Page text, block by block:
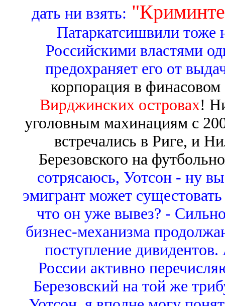
дать ни взять:
Патаркатсишвили тоже
Российскими властями
предохраняет его от
корпорация в
Вирджинских островах!
уголовным махинациям с
встречались в Риге, и
Березовского на
сотрясаюсь, Уотсон - ну
эмигрант может
что он уже вывез? -
бизнес-механизма
поступление
России активно
Березовский на той же